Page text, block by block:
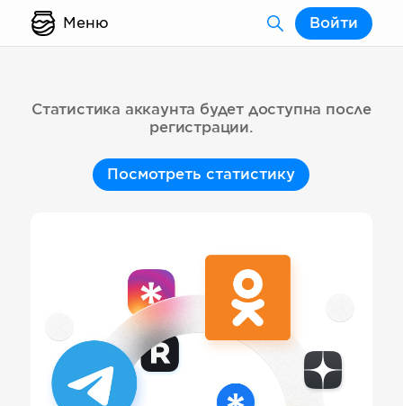
Меню Войти
Статистика аккаунта будет доступна после
регистрации.
Посмотреть статистику